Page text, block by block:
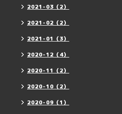
2021-03（2）
2021-02（2）
2021-01（3）
2020-12（4）
2020-11（2）
2020-10（2）
2020-09（1）